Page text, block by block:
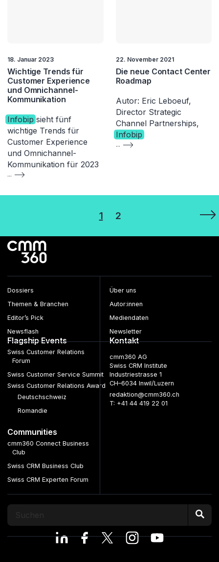
18. Januar 2023
Wichtige Trends für
Customer Experience
und Omnichannel-
Kommunikation
Infobip sieht fünf
wichtige Trends für
Customer Experience
und Omnichannel-
Kommunikation für 2023
...
22. November 2021
Die neue Contact Center
Roadmap
Autor: Eric Leboeuf,
Director Strategic
Channel Partnerships,
Infobip
...
Seitennummerierung
der
Beiträge
1 2
Dossiers
Themen & Branchen
Editor’s Pick
Newsflash
Über uns
Autor:innen
Mediendaten
Newsletter
Flagship Events
Swiss Customer Relations
Forum
Swiss Customer Service Summit
Swiss Customer Relations Award
Deutschschweiz
Romandie
Communities
cmm360 Connect Business
Club
Swiss CRM Business Club
Swiss CRM Experten Forum
Kontakt
cmm360 AG
Swiss CRM Institute
Industriestrasse 1
CH–6034 Inwil/Luzern
redaktion@cmm360.ch
T: +41 44 419 22 01